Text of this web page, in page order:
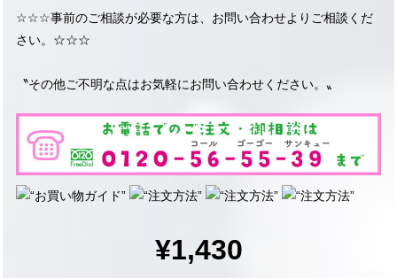
☆☆☆事前のご相談が必要な方は、お問い合わせよりご相談くだ
さい。☆☆☆
〝その他ご不明な点はお気軽にお問い合わせください。〟
¥1,430